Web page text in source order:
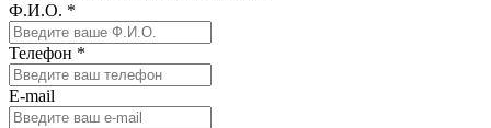
Ф.И.О. *
Телефон *
E-mail